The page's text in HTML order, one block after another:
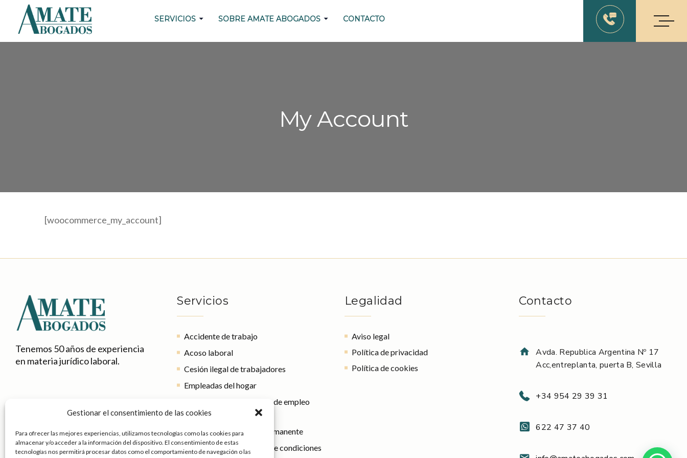
Gestionar el consentimiento de las cookies
Para ofrecer las mejores experiencias, utilizamos tecnologías como las cookies para
almacenar y/o acceder a la información del dispositivo. El consentimiento de estas
tecnologías nos permitirá procesar datos como el comportamiento de navegación o las
SERVICIOS SOBRE AMATE ABOGADOS CONTACTO
My Account
[woocommerce_my_account]
Tenemos 50 años de experiencia
en materia jurídico laboral.
Servicios
Accidente de trabajo
Acoso laboral
Cesión ilegal de trabajadores
Empleadas del hogar
Expediente de regulación de empleo
(ERE)
Invalidez o capacidad permanente
Modificación sustancial de condiciones
Legalidad
Aviso legal
Política de privacidad
Política de cookies
Contacto
Avda. Republica Argentina Nº 17
Acc,entreplanta, puerta B, Sevilla
+34 954 29 39 31
622 47 37 40